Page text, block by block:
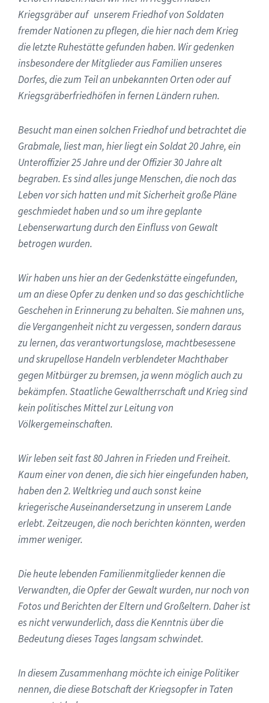
Kriegsgräber auf unserem Friedhof von Soldaten
fremder Nationen zu pflegen, die hier nach dem Krieg
die letzte Ruhestätte gefunden haben. Wir gedenken
insbesondere der Mitglieder aus Familien unseres
Dorfes, die zum Teil an unbekannten Orten oder auf
Kriegsgräberfriedhöfen in fernen Ländern ruhen.
Besucht man einen solchen Friedhof und betrachtet die
Grabmale, liest man, hier liegt ein Soldat 20 Jahre, ein
Unteroffizier 25 Jahre und der Offizier 30 Jahre alt
begraben. Es sind alles junge Menschen, die noch das
Leben vor sich hatten und mit Sicherheit große Pläne
geschmiedet haben und so um ihre geplante
Lebenserwartung durch den Einfluss von Gewalt
betrogen wurden.
Wir haben uns hier an der Gedenkstätte eingefunden,
um an diese Opfer zu denken und so das geschichtliche
Geschehen in Erinnerung zu behalten. Sie mahnen uns,
die Vergangenheit nicht zu vergessen, sondern daraus
zu lernen, das verantwortungslose, machtbesessene
und skrupellose Handeln verblendeter Machthaber
gegen Mitbürger zu bremsen, ja wenn möglich auch zu
bekämpfen. Staatliche Gewaltherrschaft und Krieg sind
kein politisches Mittel zur Leitung von
Völkergemeinschaften.
Wir leben seit fast 80 Jahren in Frieden und Freiheit.
Kaum einer von denen, die sich hier eingefunden haben,
haben den 2. Weltkrieg und auch sonst keine
kriegerische Auseinandersetzung in unserem Lande
erlebt. Zeitzeugen, die noch berichten könnten, werden
immer weniger.
Die heute lebenden Familienmitglieder kennen die
Verwandten, die Opfer der Gewalt wurden, nur noch von
Fotos und Berichten der Eltern und Großeltern. Daher ist
es nicht verwunderlich, dass die Kenntnis über die
Bedeutung dieses Tages langsam schwindet.
In diesem Zusammenhang möchte ich einige Politiker
nennen, die diese Botschaft der Kriegsopfer in Taten